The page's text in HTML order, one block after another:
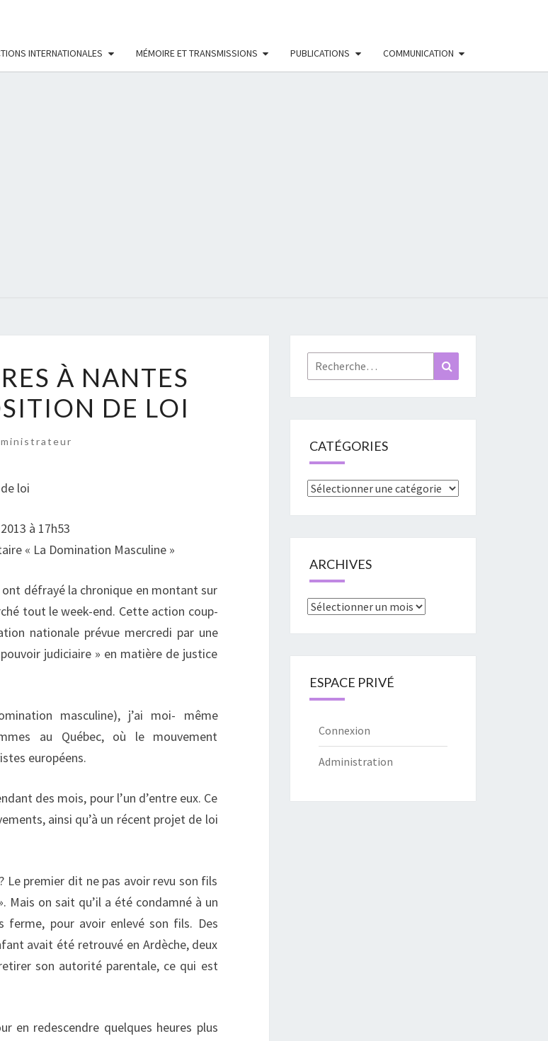
INTERNATIONALES MÉMOIRE ET TRANSMISSIONS PUBLICATIONS COMMUNICATION
RUPTURES
À NANTES
DE LOI
loi
à 17h53
« La Domination Masculine »
défrayé la chronique en montant sur
tout le week-end. Cette action coup-
nationale prévue mercredi par une
judiciaire » en matière de justice
masculine), j’ai moi- même
au Québec, où le mouvement
européens.
des mois, pour l’un d’entre eux. Ce
ainsi qu’à un récent projet de loi
Le premier dit ne pas avoir revu son fils
Mais on sait qu’il a été condamné à un
ferme, pour avoir enlevé son fils. Des
avait été retrouvé en Ardèche, deux
son autorité parentale, ce qui est
en redescendre quelques heures plus
Rechercher :
CATÉGORIES
Catégories
ARCHIVES
Archives
ESPACE PRIVÉ
Connexion
Administration